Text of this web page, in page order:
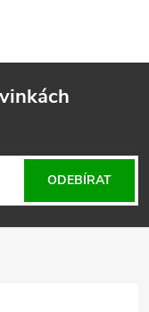
ODEBÍRAT